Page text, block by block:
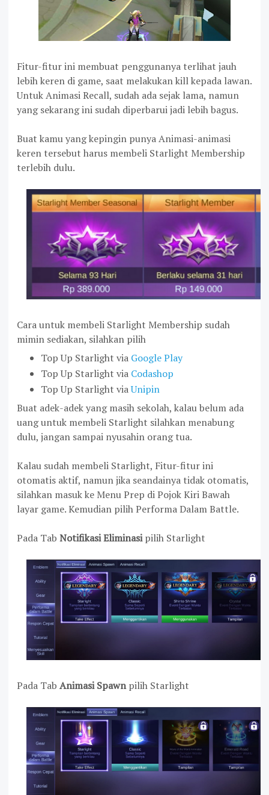
Fitur-fitur ini membuat penggunanya terlihat jauh
lebih keren di game, saat melakukan kill kepada lawan.
Untuk Animasi Recall, sudah ada sejak lama, namun
yang sekarang ini sudah diperbarui jadi lebih bagus.
Buat kamu yang kepingin punya Animasi-animasi
keren tersebut harus membeli Starlight Membership
terlebih dulu.
Cara untuk membeli Starlight Membership sudah
mimin sediakan, silahkan pilih
Top Up Starlight via Google Play
Top Up Starlight via Codashop
Top Up Starlight viaUnipin
Buat adek-adek yang masih sekolah, kalau belum ada
uang untuk membeli Starlight silahkan menabung
dulu, jangan sampai nyusahin orang tua.
Kalau sudah membeli Starlight, Fitur-fitur ini
otomatis aktif, namun jika seandainya tidak otomatis,
silahkan masuk ke Menu Prep di Pojok Kiri Bawah
layar game. Kemudian pilih Performa Dalam Battle.
Pada Tab Notifikasi Eliminasipilih Starlight
Pada Tab Animasi Spawnpilih Starlight